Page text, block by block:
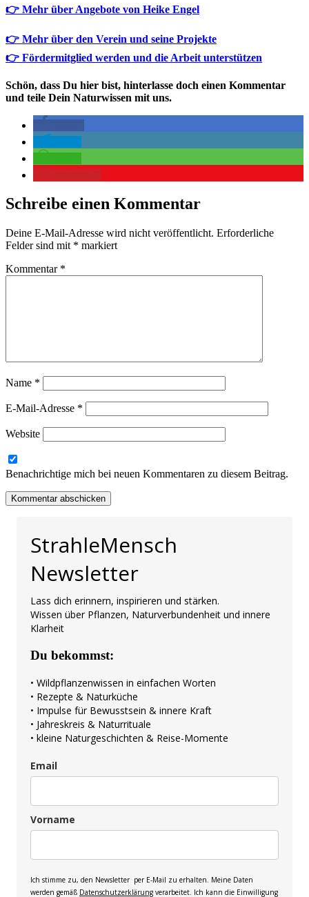
👉 Mehr über Angebote von Heike Engel
👉 Mehr über den Verein und seine Projekte
👉 Fördermitglied werden und die Arbeit unterstützen
Schön, dass Du hier bist, hinterlasse doch einen Kommentar
und teile Dein Naturwissen mit uns.
Schreibe einen Kommentar
Deine E-Mail-Adresse wird nicht veröffentlicht. Erforderliche
Felder sind mit * markiert
Kommentar *
Name *
E-Mail-Adresse *
Website
Benachrichtige mich bei neuen Kommentaren zu diesem Beitrag.
StrahleMensch
Newsletter
Lass dich erinnern, inspirieren und stärken.
Wissen über Pflanzen, Naturverbundenheit und innere
Klarheit
Du bekommst:
• Wildpflanzenwissen in einfachen Worten
• Rezepte & Naturküche
• Impulse für Bewusstsein & innere Kraft
• Jahreskreis & Naturrituale
• kleine Naturgeschichten & Reise-Momente
Email
Vorname
Ich stimme zu, den Newsletter per E-Mail zu erhalten. Meine Daten
werden gemäß Datenschutzerklärung verarbeitet. Ich kann die Einwilligung